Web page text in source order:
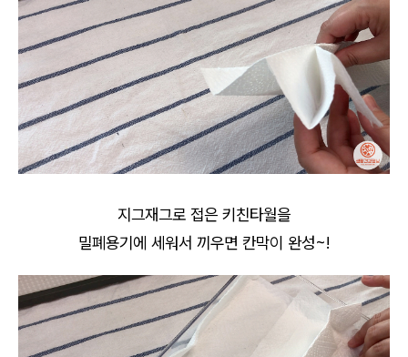
지그재그로 접은 키친타월을
밀폐용기에 세워서 끼우면 칸막이 완성~!